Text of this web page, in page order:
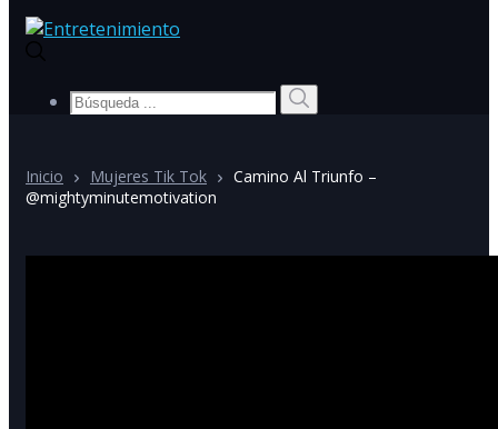
Búsqueda
de:
Inicio Mujeres Tik Tok
Camino Al Triunfo –
@mightyminutemotivation